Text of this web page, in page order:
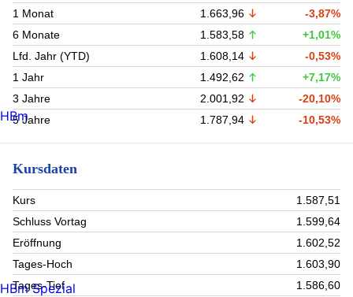
1 Monat
1.663,96
-3,87%
6 Monate
1.583,58
+1,01%
Lfd. Jahr (YTD)
1.608,14
-0,53%
1 Jahr
1.492,62
+7,17%
3 Jahre
2.001,92
-20,10%
5 Jahre
1.787,94 -10,53%
Kursdaten
Kurs
1.587,51
Schluss Vortag
1.599,64
Eröffnung
1.602,52
Tages-Hoch
1.603,90
Tages-Tief
1.586,60
HBm
HBm Spezial